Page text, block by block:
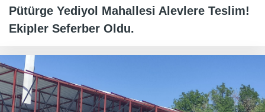
Pütürge Yediyol Mahallesi Alevlere Teslim!
Ekipler Seferber Oldu.